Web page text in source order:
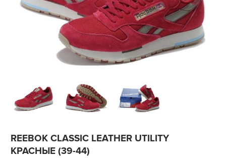
REEBOK CLASSIC LEATHER UTILITY
КРАСНЫЕ (39-44)